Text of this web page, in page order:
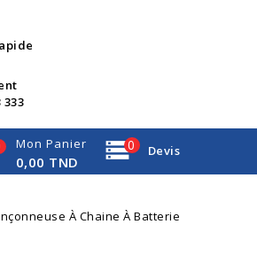
333
Devis
0
Mon Panier
0,00 TND
À Chaine À Batterie